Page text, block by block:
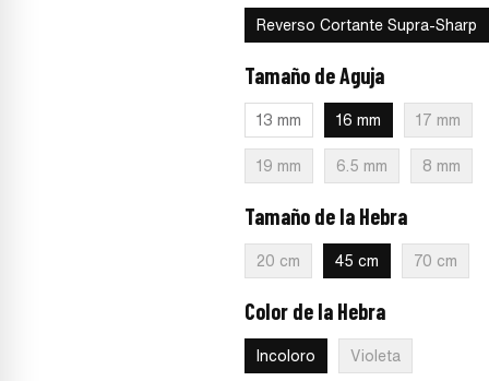
Reverso Cortante Supra-Sharp
Tamaño de Aguja
13 mm 16 mm 17 mm
19 mm 6.5 mm 8 mm
Tamaño de la Hebra
20 cm 45 cm 70 cm
Color de la Hebra
Incoloro Violeta